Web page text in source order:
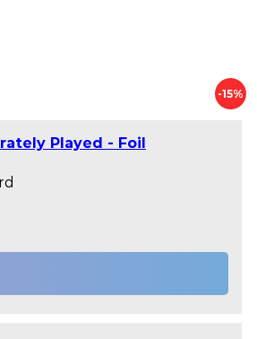
-15%
Played - Foil